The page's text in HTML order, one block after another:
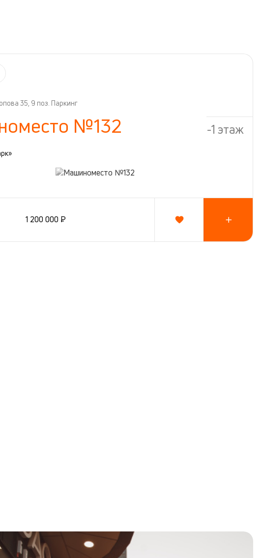
35, 9 поз. Паркинг
№132 -1 этаж
1 200 000 ₽